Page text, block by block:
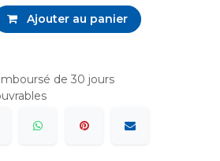
Ajouter au panier
de 30 jours